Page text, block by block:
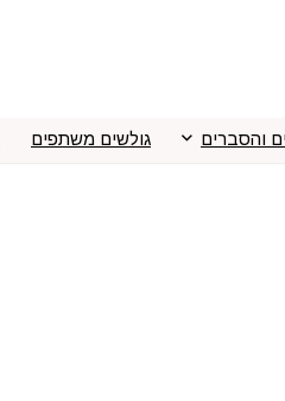
והסברים גולשים משתפים